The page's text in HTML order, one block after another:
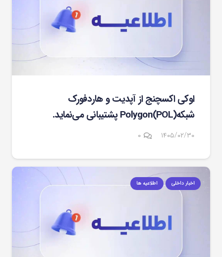
اوکی اکسچنج از آپدیت و هاردفورک
شبکهPolygon(POL) پشتیبانی می‌نماید.
۱۴۰۵/۰۲/۳۰ ۰
اخبار داخلی اطلاعیه ها